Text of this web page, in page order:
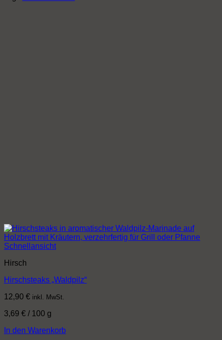
Schnellansicht
Hirsch
Hirschsteaks „Waldpilz“
12,90 € inkl. MwSt.
3,69 € / 100 g
In den Warenkorb